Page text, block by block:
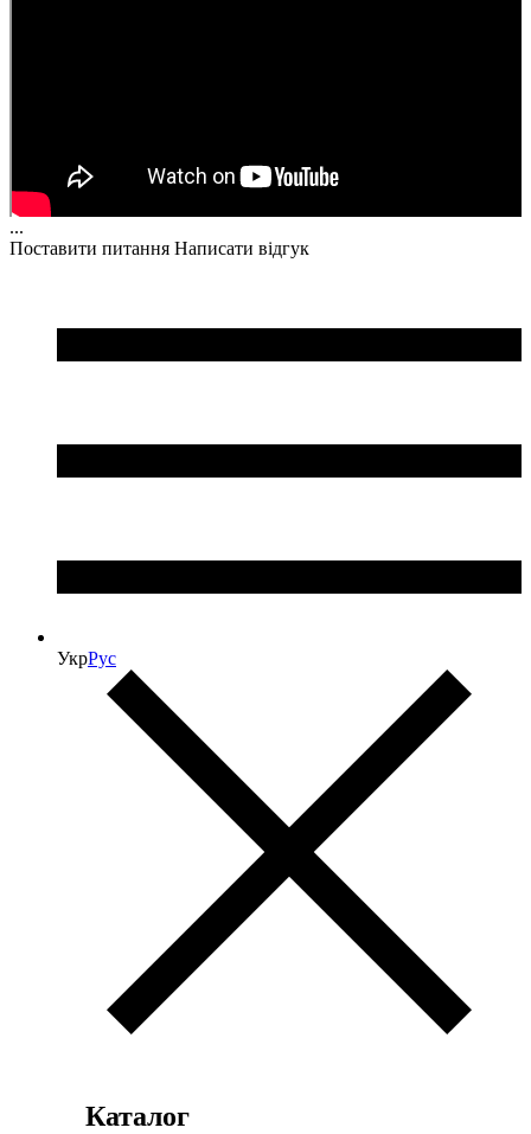
...
Поставити питання Написати відгук
УкрРус
Каталог